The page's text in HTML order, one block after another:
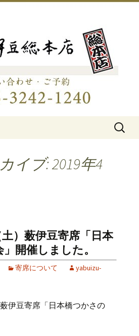
蕎麦屋「藪伊豆総
検
イブ: 2019年4
）薮伊豆寄席「日本
開催しました。
寄席について
yabuizu-
伊豆寄席「日本橋つかさの